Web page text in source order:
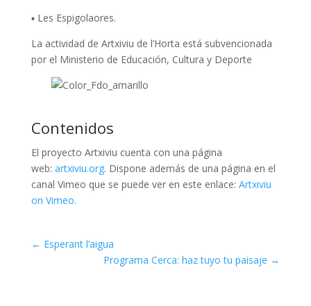
▪ Les Espigolaores.
La actividad de Artxiviu de l’Horta está subvencionada
por el Ministerio de Educación, Cultura y Deporte
Contenidos
El proyecto Artxiviu cuenta con una página
web: artxiviu.org. Dispone además de una página en el
canal Vimeo que se puede ver en este enlace: Artxiviu
on Vimeo.
← Esperant l’aigua
Programa Cerca: haz tuyo tu paisaje →